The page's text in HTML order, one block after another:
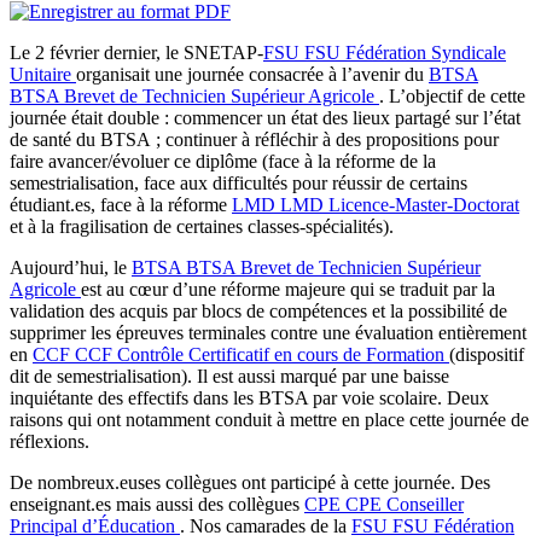
Le 2 février dernier, le SNETAP-FSU FSU Fédération Syndicale
Unitaire organisait une journée consacrée à l’avenir du BTSA
BTSA Brevet de Technicien Supérieur Agricole . L’objectif de cette
journée était double : commencer un état des lieux partagé sur l’état
de santé du BTSA ; continuer à réfléchir à des propositions pour
faire avancer/évoluer ce diplôme (face à la réforme de la
semestrialisation, face aux difficultés pour réussir de certains
étudiant.es, face à la réforme LMD LMD Licence-Master-Doctorat
et à la fragilisation de certaines classes-spécialités).
Aujourd’hui, le BTSA BTSA Brevet de Technicien Supérieur
Agricole est au cœur d’une réforme majeure qui se traduit par la
validation des acquis par blocs de compétences et la possibilité de
supprimer les épreuves terminales contre une évaluation entièrement
en CCF CCF Contrôle Certificatif en cours de Formation (dispositif
dit de semestrialisation). Il est aussi marqué par une baisse
inquiétante des effectifs dans les BTSA par voie scolaire. Deux
raisons qui ont notamment conduit à mettre en place cette journée de
réflexions.
De nombreux.euses collègues ont participé à cette journée. Des
enseignant.es mais aussi des collègues CPE CPE Conseiller
Principal d’Éducation . Nos camarades de la FSU FSU Fédération